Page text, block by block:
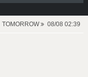
TOMORROW 08/08 02:39